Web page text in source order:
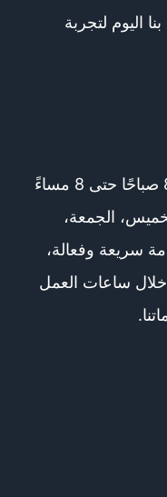
اليوم لتجربة
مواعيد العمل: يوميًا من الساعة 8 صباحًا حتى 8 مساءً
الخميس، الجمعة،
سريعة وفعالة،
ساعات العمل